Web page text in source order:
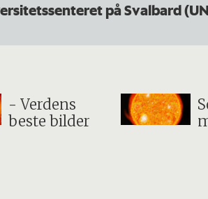
på Svalbard
- Verdens
beste bilder